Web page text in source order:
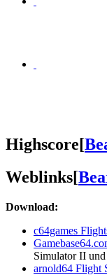
Highscore[
Weblinks[
Download:
c64games
Simulator II und
arnold64 Flight